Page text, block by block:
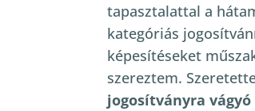
tapasztalattal a
kategóriás
képesítéseket
szereztem.
jogosítványra